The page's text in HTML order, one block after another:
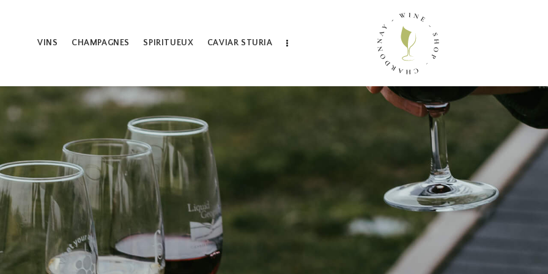
VINS CHAMPAGNES SPIRITUEUX CAVIAR STURIA